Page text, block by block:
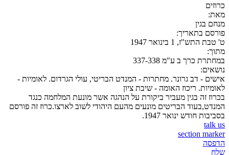
כרוזים
מאת:
מנחם בגין
פורסם בתאריך:
ט' טבת התש"ז, 1 בינואר 1947
מתוך:
במחתרת כרך ב ע"מ 337-338
נושאים:
אישים - דב גרונר. מחתרות - המנדט הבריטי, עולי הגרדום. לאומיות -
לאומיות. ריכוז האומה - שיבת ציון
בכרוז זה בגין מעביר ביקורת על הנהגה אשר מונעת המלחמה כנגד
המנדט,בעוד הבריטים מונעים מהעם היהודי לשוב לארצו.כרוז זה פורסם
בסביבות חודש ינואר 1947.
talk us
section marker
הדפסה
שלח